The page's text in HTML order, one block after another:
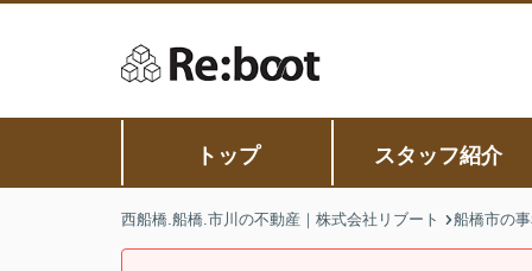
トップ スタッフ紹介
西船橋.船橋.市川の不動産｜株式会社リブート 船橋市の